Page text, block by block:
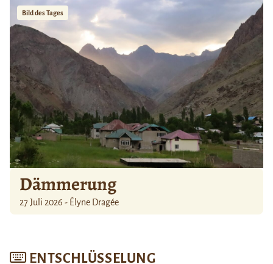
Bild des Tages
Dämmerung
27 Juli 2026 - Élyne Dragée
ENTSCHLÜSSELUNG